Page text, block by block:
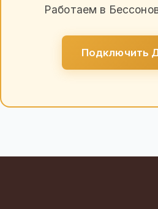
Работаем в
Подключить